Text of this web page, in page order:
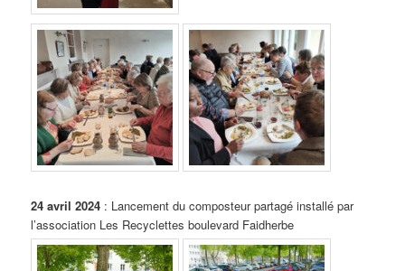
24 avril 2024 : Lancement du composteur partagé installé par
l’association Les Recyclettes boulevard Faidherbe